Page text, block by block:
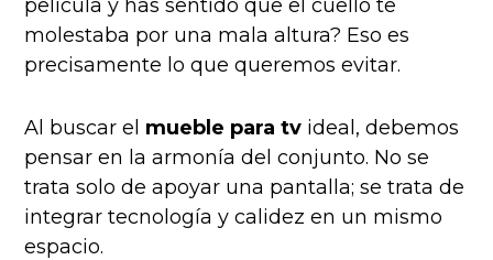
película y has sentido que el cuello te
molestaba por una mala altura? Eso es
precisamente lo que queremos evitar.
Al buscar el mueble para tv ideal, debemos
pensar en la armonía del conjunto. No se
trata solo de apoyar una pantalla; se trata de
integrar tecnología y calidez en un mismo
espacio.